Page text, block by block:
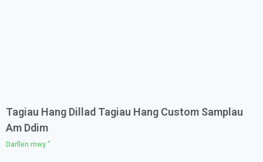
Tagiau Hang Dillad Tagiau Hang Custom Samplau
Am Ddim
Darllen mwy "